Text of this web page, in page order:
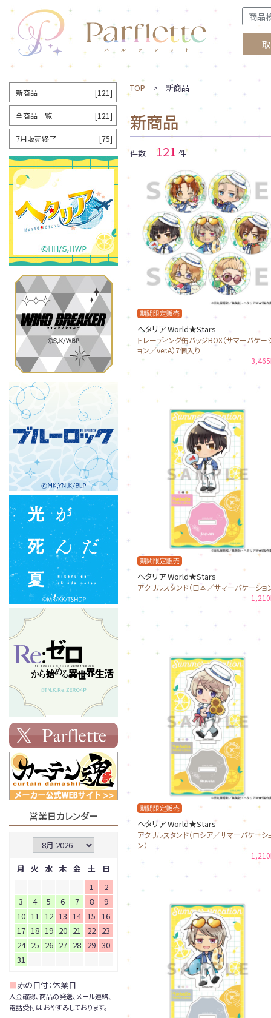
TOP > 新商品
新商品
件数 121 件
期間限定販売
ヘタリア World★Stars
トレーディング缶バッジBOX（サマーバケー
ョン／ver.A）7個入り
期間限定販売
ヘタリア World★Stars
アクリルスタンド（日本／サマーバケーショ
期間限定販売
ヘタリア World★Stars
アクリルスタンド（ロシア／サマーバケーシ
ン）
新商品 [121]
全商品一覧 [121]
7月販売終了 [75]
営業日カレンダー
月 火 水 木 金 土
日
1
2
3
4 5 6 7 8
9
10 11 12 13 14 15
16
17 18 19 20 21 22 23
24 25 26 27 28 29 30
31
■赤の日付：休業日
入金確認、商品の発送、メール連絡、
電話受付は おやすみしております。